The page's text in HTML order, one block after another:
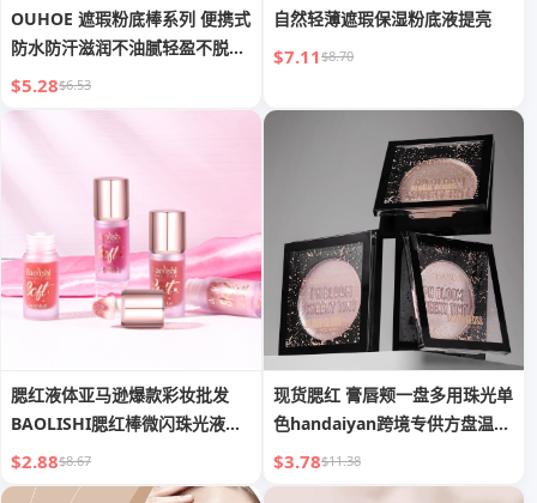
OUHOE 遮瑕粉底棒系列 便携式
防水防汗滋润不油腻轻盈不脱妆
粉底
$5.28$6.53
自然轻薄遮瑕保湿粉底液提亮
$7.11$8.70
腮红液体亚马逊爆款彩妆批发
BAOLISHI腮红棒微闪珠光液体
粉色腮红
$2.88$8.67
现货腮红 膏唇颊一盘多用珠光单
色handaiyan跨境专供方盘温变
腮红
$3.78$11.38